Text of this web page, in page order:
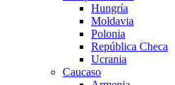
Hungría
Moldavia
Polonia
República Checa
Ucrania
Caucaso